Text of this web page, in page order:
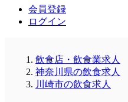
会員登録
ログイン
飲食店・飲食業求人
神奈川県の飲食求人
川崎市の飲食求人